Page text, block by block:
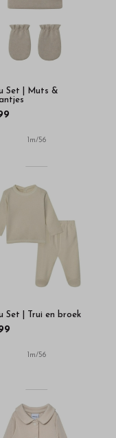
Set | Muts &
1m/56
Set | Trui en broek
1m/56